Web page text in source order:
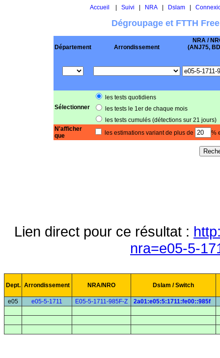
Accueil Suivi NRA| Dslam|
Dégroupage et FTTH
Département Arrondissement
NRA /
(ANJ75,
Sélectionner
les tests quotidiens
les tests le 1er de chaque mois
les tests cumulés (détections sur 21 jours)
N'afficher
que
les estimations variant de plus de %
Lien direct pour ce résultat :
nra=e05-5-
Dept. Arrondissement NRA/NRO Dslam / Switch
e05 e05-5-1711 E05-5-1711-985F-Z 2a01:e05:5:1711:fe00::985f